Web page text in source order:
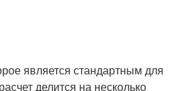
является стандартным для
делится на несколько